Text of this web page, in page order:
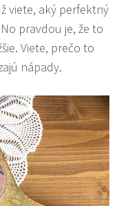
viete, aký perfektný
pravdou je, že to
Viete, prečo to
nápady.